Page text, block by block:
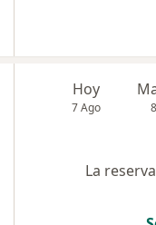
Hoy
7 Ago
La